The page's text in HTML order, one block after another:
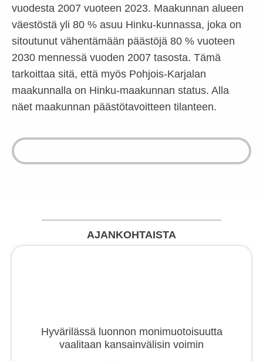
vuodesta 2007 vuoteen 2023. Maakunnan alueen
väestöstä yli 80 % asuu Hinku-kunnassa, joka on
sitoutunut vähentämään päästöjä 80 % vuoteen
2030 mennessä vuoden 2007 tasosta. Tämä
tarkoittaa sitä, että myös Pohjois-Karjalan
maakunnalla on Hinku-maakunnan status. Alla
näet maakunnan päästötavoitteen tilanteen.
AJANKOHTAISTA
Hyvärilässä luonnon monimuotoisuutta
vaalitaan kansainvälisin voimin